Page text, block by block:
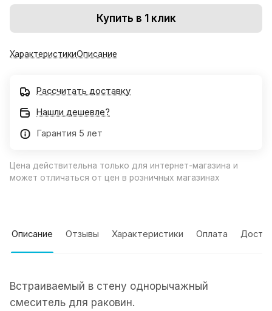
Купить в 1 клик
ХарактеристикиОписание
Рассчитать доставку
Нашли дешевле?
Гарантия 5 лет
Цена действительна только для интернет-магазина и
может отличаться от цен в розничных магазинах
Описание Отзывы Характеристики Оплата
Встраиваемый в стену однорычажный
смеситель для раковин.